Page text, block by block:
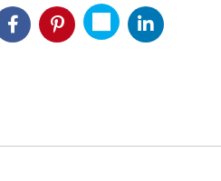
155,000 đ